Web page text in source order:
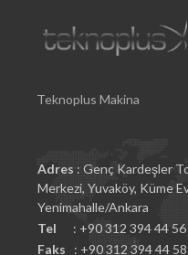
Teknoplus Makina
Adres : Genç Kardeşler
Merkezi, Yuvaköy, Küme
Yenimahalle/Ankara
Tel : +90 312 394 44 56
Faks : +90 312 394 44 58